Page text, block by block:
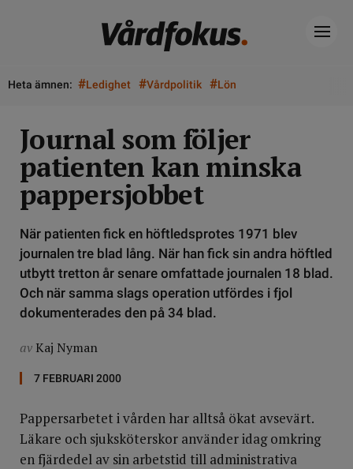
Heta ämnen: #Ledighet #Vårdpolitik #Lön
Journal som följer
patienten kan minska
pappersjobbet
När patienten fick en höftledsprotes 1971 blev
journalen tre blad lång. När han fick sin andra höftled
utbytt tretton år senare omfattade journalen 18 blad.
Och när samma slags operation utfördes i fjol
dokumenterades den på 34 blad.
av Kaj Nyman
7 FEBRUARI 2000
Pappersarbetet i vården har alltså ökat avsevärt.
Läkare och sjuksköterskor använder idag omkring
en fjärdedel av sin arbetstid till administrativa